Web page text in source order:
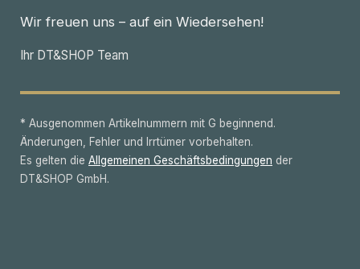
Wir freuen uns – auf ein Wiedersehen!
Ihr DT&SHOP Team
* Ausgenommen Artikelnummern mit G beginnend.
Änderungen, Fehler und Irrtümer vorbehalten.
Es gelten die Allgemeinen Geschäftsbedingungen der
DT&SHOP GmbH.